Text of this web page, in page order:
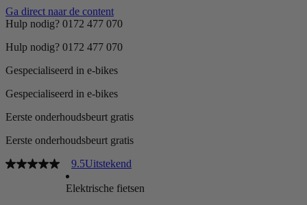
Ga direct naar de content
Hulp nodig? 0172 477 070
Hulp nodig? 0172 477 070
Gespecialiseerd in e-bikes
Gespecialiseerd in e-bikes
Eerste onderhoudsbeurt gratis
Eerste onderhoudsbeurt gratis
9.5Uitstekend
Elektrische fietsen